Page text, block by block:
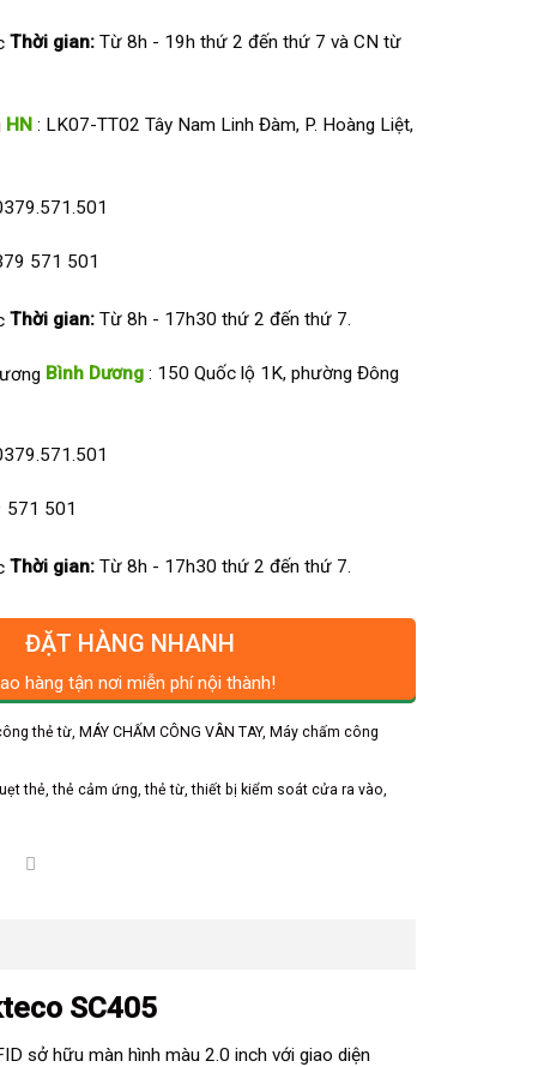
Thời gian:Từ 8h - 19h thứ 2 đến thứ 7 và CN từ
HN: LK07-TT02 Tây Nam Linh Đàm, P. Hoàng Liệt,
571 501
Thời gian:Từ 8h - 17h30 thứ 2 đến thứ 7.
Bình Dương: 150 Quốc lộ 1K, phường Đông
571 501
Thời gian:Từ 8h - 17h30 thứ 2 đến thứ 7.
ĐẶT HÀNG NHANH
hàng tận nơi miễn phí nội thành!
thẻ từ, MÁY CHẤM CÔNG VÂN TAY, Máy chấm công
thẻ,thẻ cảm ứng,thẻ từ,thiết bị kiểm soát cửa ra vào,
SC405
sở hữu màn hình màu 2.0 inch với giao diện